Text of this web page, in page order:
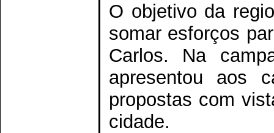
O objetivo da
somar esforços
Carlos. Na
apresentou aos
propostas com
cidade.